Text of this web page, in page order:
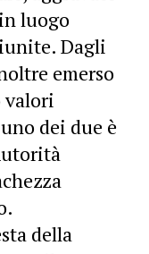
luogo
Dagli
emerso
valori
dei due è
della